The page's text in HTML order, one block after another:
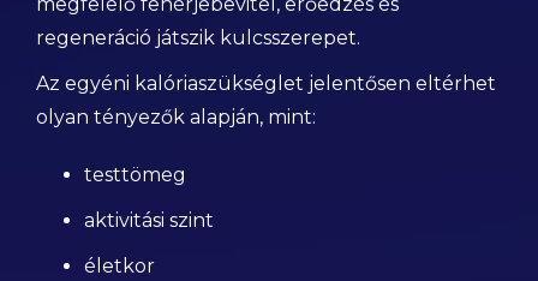
regeneráció játszik kulcsszerepet.
Az egyéni kalóriaszükséglet jelentősen eltérhet
olyan tényezők alapján, mint:
testtömeg
aktivitási szint
életkor